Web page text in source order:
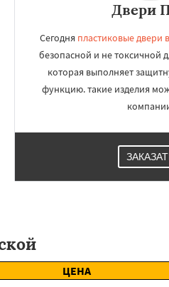
Двери
Сегодня пластиковые двери
безопасной и не токсичной
которая выполняет
функцию. такие изделия
ЦЕНА